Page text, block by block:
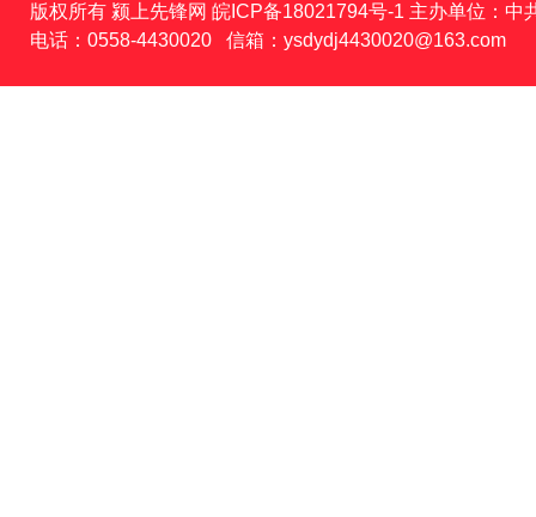
版权所有 颍上先锋网 皖ICP备18021794号-1 主办单位：中
电话：0558-4430020 信箱：ysdydj4430020@163.com